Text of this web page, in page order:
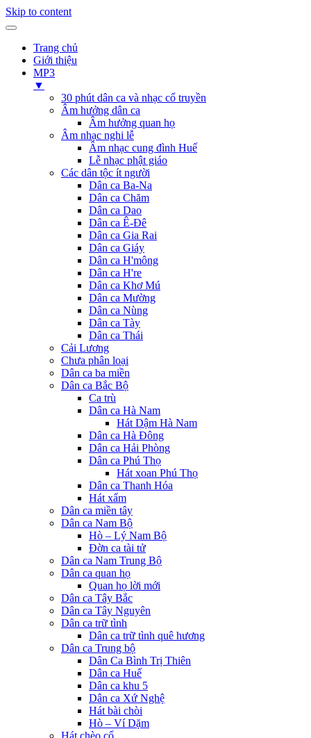
Skip to content
Trang chủ
Giới thiệu
MP3
▼
30 phút dân ca và nhạc cổ truyền
Âm hưởng dân ca
Âm hưởng quan họ
Âm nhạc nghi lễ
Âm nhạc cung đình Huế
Lễ nhạc phật giáo
Các dân tộc ít người
Dân ca Ba-Na
Dân ca Chăm
Dân ca Dao
Dân ca Ê-Đê
Dân ca Gia Rai
Dân ca Giáy
Dân ca H'mông
Dân ca H're
Dân ca Khơ Mú
Dân ca Mường
Dân ca Nùng
Dân ca Tày
Dân ca Thái
Cải Lương
Chưa phân loại
Dân ca ba miền
Dân ca Bắc Bộ
Ca trù
Dân ca Hà Nam
Hát Dậm Hà Nam
Dân ca Hà Đông
Dân ca Hải Phòng
Dân ca Phú Thọ
Hát xoan Phú Thọ
Dân ca Thanh Hóa
Hát xẩm
Dân ca miền tây
Dân ca Nam Bộ
Hò – Lý Nam Bộ
Đờn ca tài tử
Dân ca Nam Trung Bộ
Dân ca quan họ
Quan họ lời mới
Dân ca Tây Bắc
Dân ca Tây Nguyên
Dân ca trữ tình
Dân ca trữ tình quê hương
Dân ca Trung bộ
Dân Ca Bình Trị Thiên
Dân ca Huế
Dân ca khu 5
Dân ca Xứ Nghệ
Hát bài chòi
Hò – Ví Dặm
Hát chèo cổ